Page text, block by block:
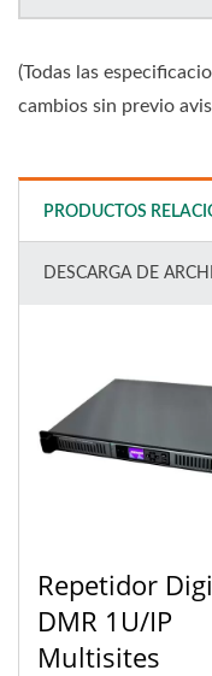
(Todas las
cambios sin previo
PRODUCTOS
DESCARGA DE
Repetidor
DMR 1U/IP
Multisites